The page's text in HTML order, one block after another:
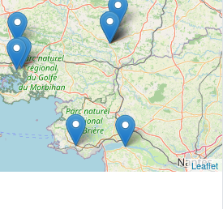
Leaflet